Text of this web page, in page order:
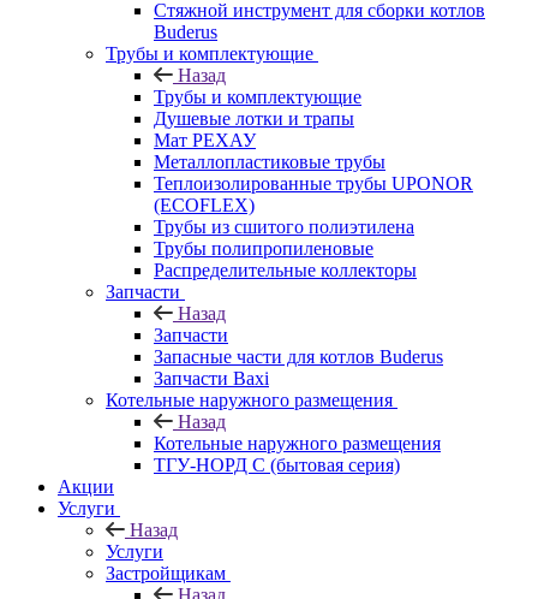
Стяжной инструмент для сборки котлов
Buderus
Трубы и комплектующие
Назад
Трубы и комплектующие
Душевые лотки и трапы
Мат РЕХАУ
Металлопластиковые трубы
Теплоизолированные трубы UPONOR
(ECOFLEX)
Трубы из сшитого полиэтилена
Трубы полипропиленовые
Распределительные коллекторы
Запчасти
Назад
Запчасти
Запасные части для котлов Buderus
Запчасти Baxi
Котельные наружного размещения
Назад
Котельные наружного размещения
ТГУ-НОРД С (бытовая серия)
Акции
Услуги
Назад
Услуги
Застройщикам
Назад